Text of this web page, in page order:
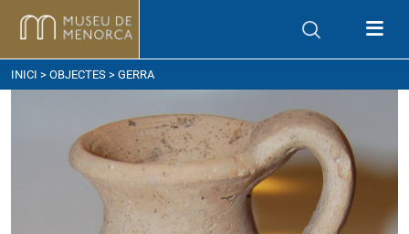
arribar
INICI > OBJECTES > GERRA